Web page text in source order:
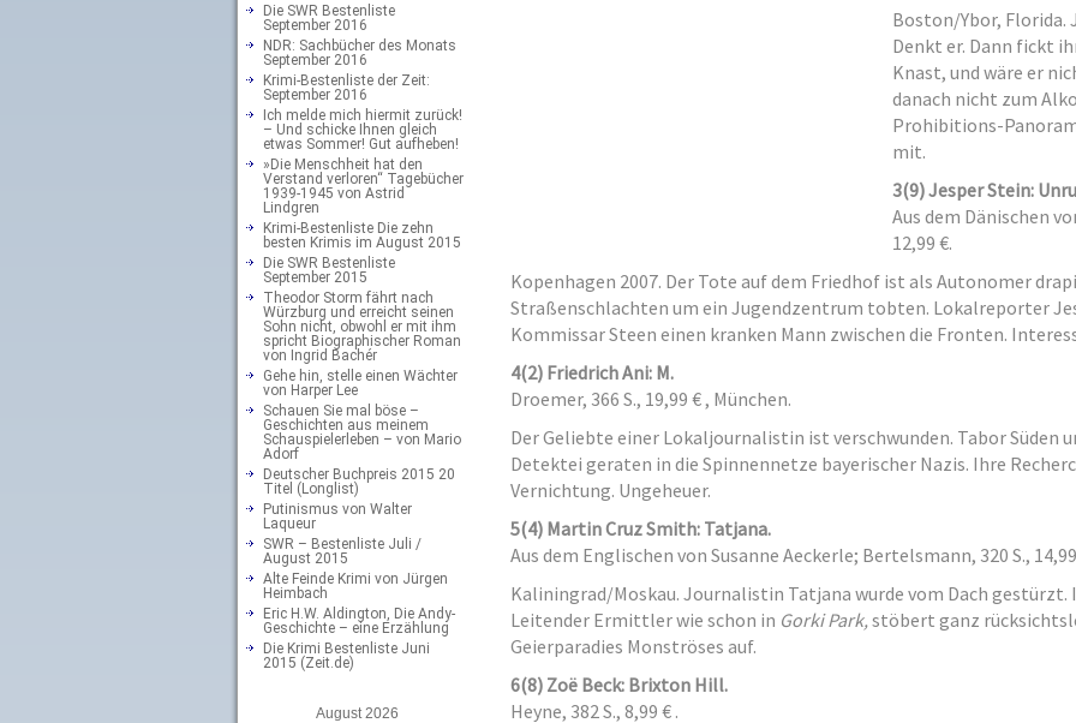
Die SWR Bestenliste
September 2016
NDR: Sachbücher des Monats
September 2016
Krimi-Bestenliste der Zeit:
September 2016
Ich melde mich hiermit zurück!
– Und schicke Ihnen gleich
etwas Sommer! Gut aufheben!
»Die Menschheit hat den
Verstand verloren“ Tagebücher
1939-1945 von Astrid
Lindgren
Krimi-Bestenliste Die zehn
besten Krimis im August 2015
Die SWR Bestenliste
September 2015
Theodor Storm fährt nach
Würzburg und erreicht seinen
Sohn nicht, obwohl er mit ihm
spricht Biographischer Roman
von Ingrid Bachér
Gehe hin, stelle einen Wächter
von Harper Lee
Schauen Sie mal böse –
Geschichten aus meinem
Schauspielerleben – von Mario
Adorf
Deutscher Buchpreis 2015 20
Titel (Longlist)
Putinismus von Walter
Laqueur
SWR – Bestenliste Juli /
August 2015
Alte Feinde Krimi von Jürgen
Heimbach
Eric H.W. Aldington, Die Andy-
Geschichte – eine Erzählung
Die Krimi Bestenliste Juni
2015 (Zeit.de)
August 2026
Boston/Ybor, Florida.
Denkt er. Dann fickt
Knast, und wäre er
danach nicht zum
Prohibitions-
mit.
3(9) Jesper Stein:
Aus dem Dänischen
12,99 €.
Kopenhagen 2007. Der Tote auf dem Friedhof ist als Autonomer
Straßenschlachten um ein Jugendzentrum tobten. Lokalreporter
Kommissar Steen einen kranken Mann zwischen die Fronten.
4(2) Friedrich Ani: M.
Droemer, 366 S., 19,99 € , München.
Der Geliebte einer Lokaljournalistin ist verschwunden. Tabor Süden
Detektei geraten in die Spinnennetze bayerischer Nazis. Ihre
Vernichtung. Ungeheuer.
5(4) Martin Cruz Smith: Tatjana.
Aus dem Englischen von Susanne Aeckerle; Bertelsmann, 320 S.,
Kaliningrad/Moskau. Journalistin Tatjana wurde vom Dach gestürzt.
Leitender Ermittler wie schon in Gorki Park,stöbert ganz
Geierparadies Monströses auf.
6(8) Zoë Beck: Brixton Hill.
Heyne, 382 S., 8,99 € .